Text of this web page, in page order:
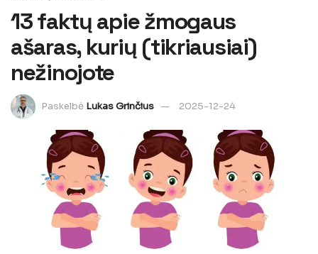
13 faktų apie žmogaus
ašaras, kurių (tikriausiai)
nežinojote
Paskelbė Lukas Grinčius 2025-12-24